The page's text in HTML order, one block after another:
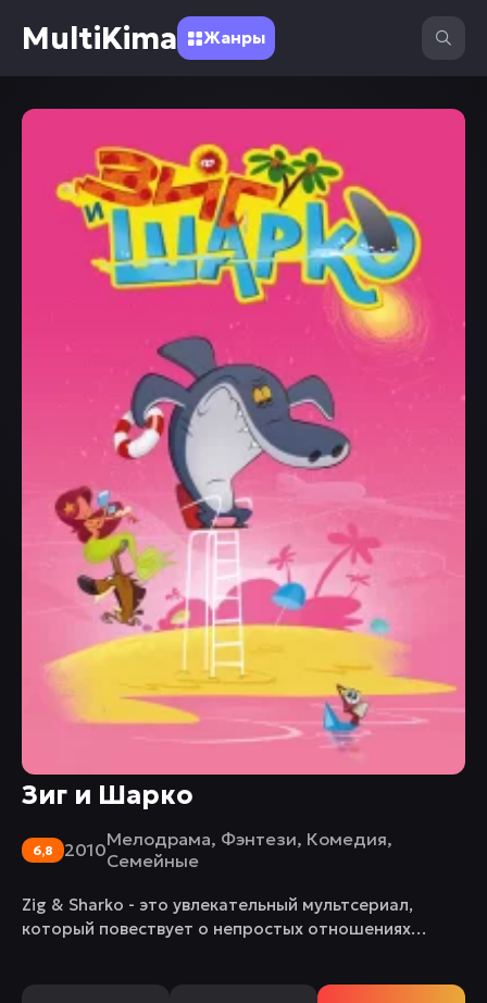
MultiKima Жанры
Зиг и Шарко
6,8 2010Мелодрама, Фэнтези, Комедия,
Семейные
Zig & Sharko - это увлекательный мультсериал,
который повествует о непростых отношениях